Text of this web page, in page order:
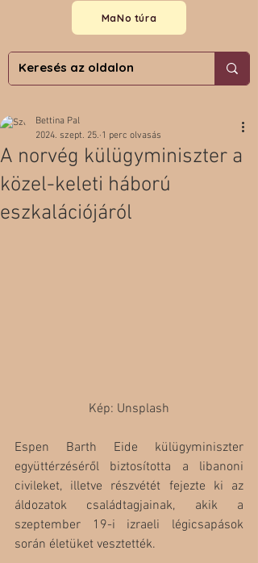
MaNo túra
A norvég külügyminiszter a
közel-keleti háború
eszkalációjáról
Bettina Pal
2024. szept. 25. 1 perc olvasás
Kép: Unsplash
Espen Barth Eide külügyminiszter
együttérzéséről biztosította a libanoni
civileket, illetve részvétét fejezte ki az
áldozatok családtagjainak, akik a
szeptember 19-i izraeli légicsapások
során életüket vesztették.